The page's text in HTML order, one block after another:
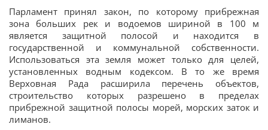
Парламент принял закон, по которому прибрежная
зона больших рек и водоемов шириной в 100 м
является защитной полосой и находится в
государственной и коммунальной собственности.
Использоваться эта земля может только для целей,
установленных водным кодексом. В то же время
Верховная Рада расширила перечень объектов,
строительство которых разрешено в пределах
прибрежной защитной полосы морей, морских заток и
лиманов.